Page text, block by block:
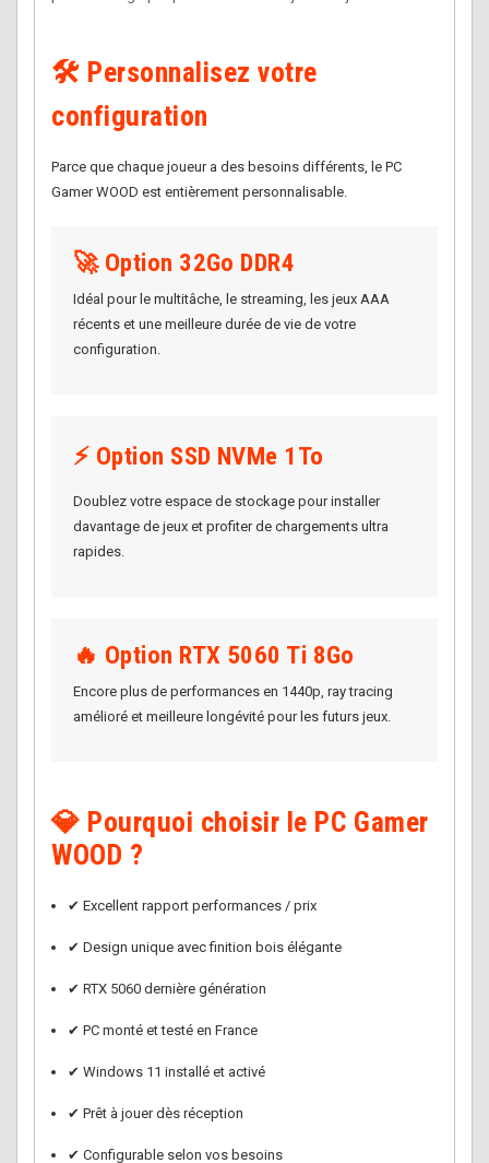
🛠️ Personnalisez votre
configuration
Parce que chaque joueur a des besoins différents, le PC
Gamer WOOD est entièrement personnalisable.
🚀 Option 32Go DDR4
Idéal pour le multitâche, le streaming, les jeux AAA
récents et une meilleure durée de vie de votre
configuration.
⚡ Option SSD NVMe 1To
Doublez votre espace de stockage pour installer
davantage de jeux et profiter de chargements ultra
rapides.
🔥 Option RTX 5060 Ti 8Go
Encore plus de performances en 1440p, ray tracing
amélioré et meilleure longévité pour les futurs jeux.
💎 Pourquoi choisir le PC Gamer
WOOD ?
✔ Excellent rapport performances / prix
✔ Design unique avec finition bois élégante
✔ RTX 5060 dernière génération
✔ PC monté et testé en France
✔ Windows 11 installé et activé
✔ Prêt à jouer dès réception
✔ Configurable selon vos besoins